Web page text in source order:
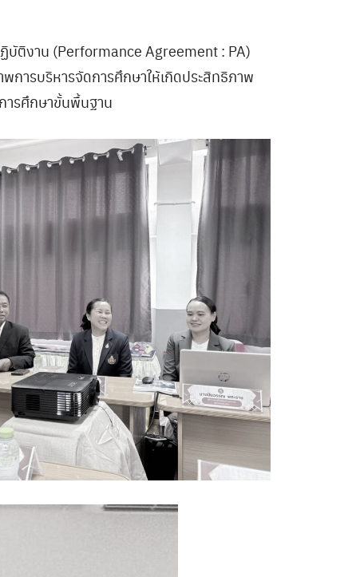
บัติงาน (Performance Agreement : PA)
ารบริหารจัดการศึกษาให้เกิดประสิทธิภาพ
ารศึกษาขั้นพื้นฐาน